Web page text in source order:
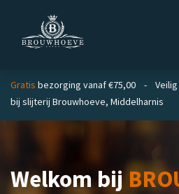
Gratis bezorging vanaf €75,00 -
bij slijterij Brouwhoeve, Middelharnis
Welkom bij